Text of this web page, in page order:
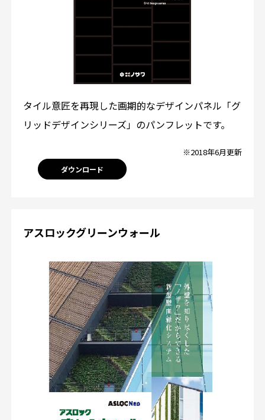
タイル意匠を再現した画期的なデザインパネル「グ
リッドデザインシリーズ」のパンフレットです。
※2018年6月更新
ダウンロード
アスロックグリーンウォール